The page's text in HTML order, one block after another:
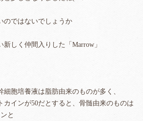
のではないでしょうか
しく仲間入りした「Marrow」
胞培養液は脂肪由来のものが多く、
カインが50だとすると、骨髄由来のものは
と